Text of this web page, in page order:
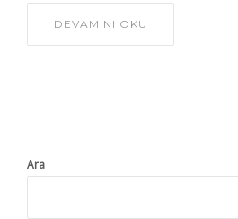
DEVAMINI OKU
Ara